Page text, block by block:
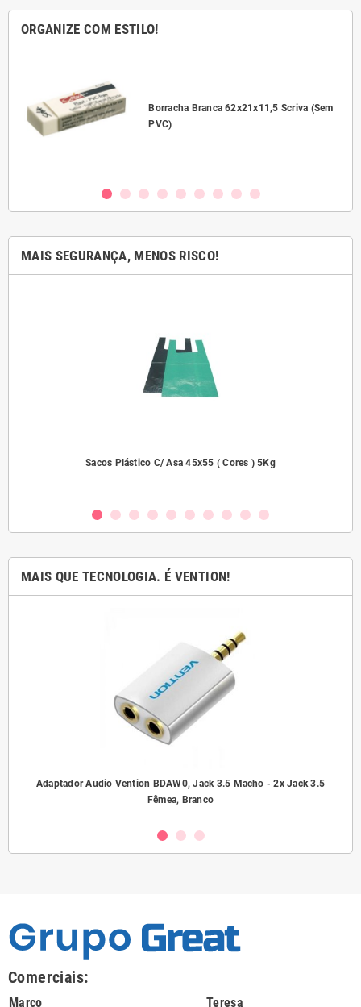
ORGANIZE COM ESTILO!
Borracha Branca 62x21x11,5 Scriva (Sem
PVC)
MAIS SEGURANÇA, MENOS RISCO!
Sacos Plástico C/ Asa 45x55 ( Cores ) 5Kg
MAIS QUE TECNOLOGIA. É VENTION!
Adaptador Audio Vention BDAW0, Jack 3.5 Macho - 2x Jack 3.5
Fêmea, Branco
Comerciais:
Marco Teresa